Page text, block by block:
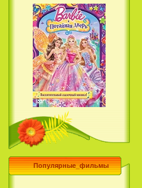
Барби и потайная дверь /
Barbie and the Secret Door
(2014)
Популярные_фильмы